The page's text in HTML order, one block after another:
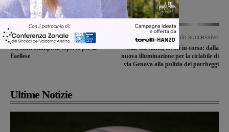
Articolo precedente
Un centrocampista esperto per la
Faellese
Articolo successivo
San Giovanni, lavori in corso: dalla
nuova illuminazione per la ciclabile di
via Genova alla pulizia dei parcheggi
Ultime Notizie